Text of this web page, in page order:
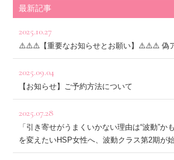
最新記事
2025.10.27
⚠️⚠️⚠️【重要なお知らせとお願い】⚠️⚠️⚠️ 偽
2025.09.04
【お知らせ】ご予約方法について
2025.07.28
「引き寄せがうまくいかない理由は“波動”か
を変えたいHSP女性へ、波動クラス第2期が